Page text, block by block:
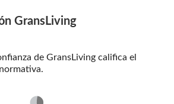
GransLiving
de GransLiving califica el